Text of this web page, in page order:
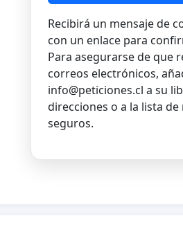
Recibirá un mensaje de
con un enlace para
Para asegurarse de que
correos electrónicos,
info@peticiones.cl a su
direcciones o a la lista
seguros.